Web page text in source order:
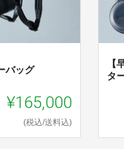
バッグ
¥165,000
(税込/送料込)
【
タ